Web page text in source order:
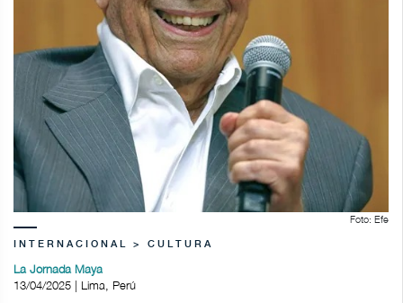
Foto: Efe
INTERNACIONAL > CULTURA
La Jornada Maya
13/04/2025 | Lima, Perú